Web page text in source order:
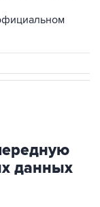
данных